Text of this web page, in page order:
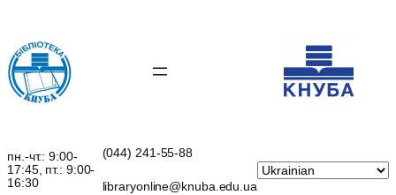
вмісту
пн.-чт.: 9:00-
17:45, пт.: 9:00-
16:30
(044) 241-55-88
libraryonline@knuba.edu.ua